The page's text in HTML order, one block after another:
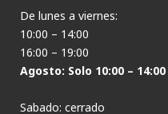
De lunes a viernes:
10:00 – 14:00
16:00 – 19:00
Agosto: Solo 10:00 – 14:00
Sabado: cerrado